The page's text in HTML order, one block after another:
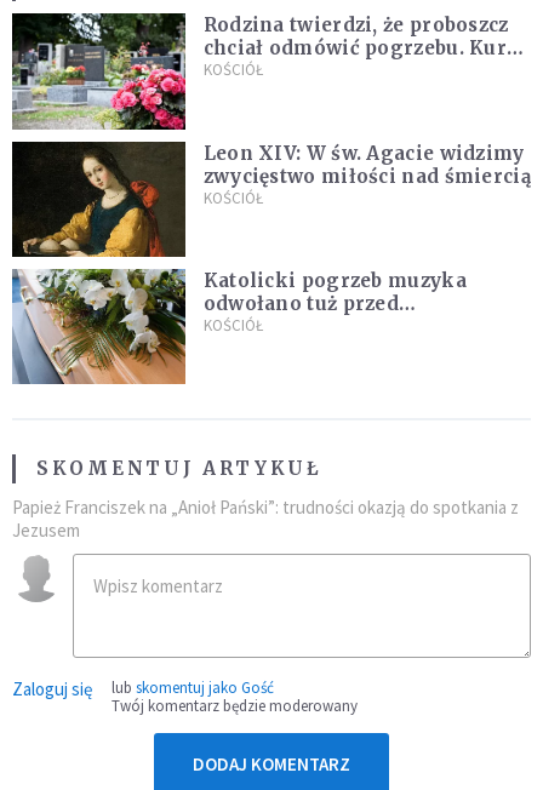
Rodzina twierdzi, że proboszcz
chciał odmówić pogrzebu. Kuria
zapowiada wyjaśnienia
KOŚCIÓŁ
Leon XIV: W św. Agacie widzimy
zwycięstwo miłości nad śmiercią
KOŚCIÓŁ
Katolicki pogrzeb muzyka
odwołano tuż przed
uroczystością. Powodem była
KOŚCIÓŁ
SKOMENTUJ ARTYKUŁ
Papież Franciszek na „Anioł Pański”: trudności okazją do spotkania z
Jezusem
Zaloguj się lub skomentuj jako Gość
Twój komentarz będzie moderowany
DODAJ KOMENTARZ